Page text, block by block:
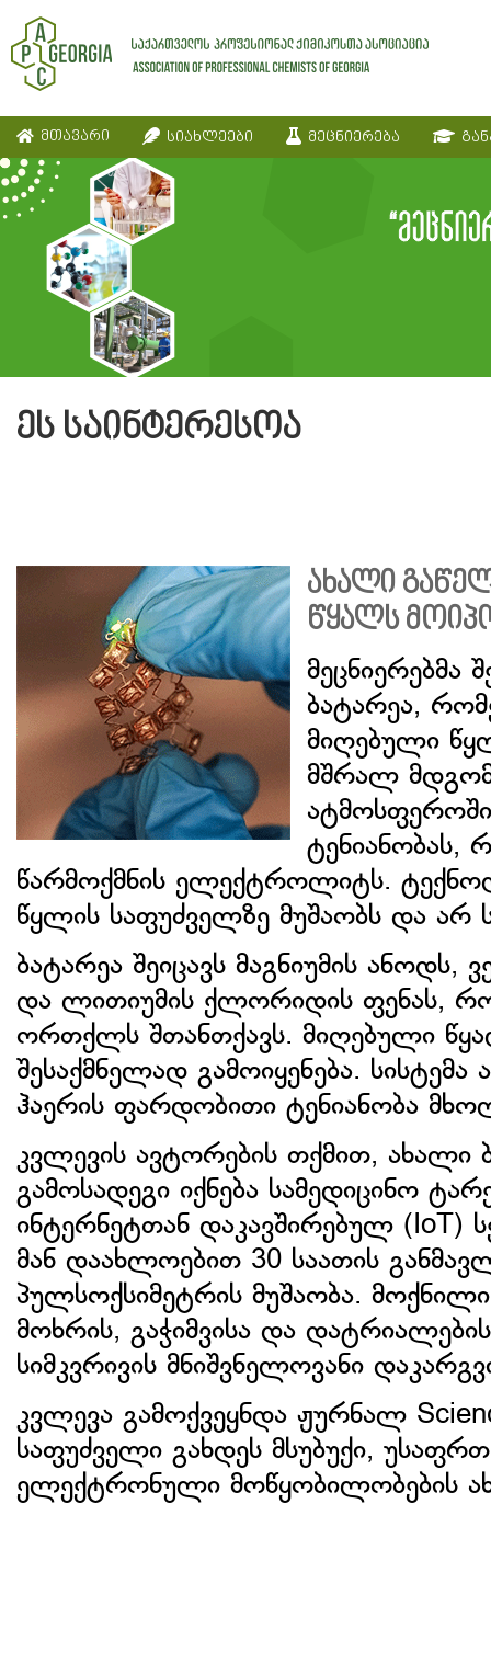
მთავარი სიახლეები მეცნიერება
ეს საინტერესოა
ახალი
წყალს
მეცნიერებმა
ბატარეა,
მიღებული
მშრალ
ტენიანობას,
წარმოქმნის ელექტროლიტს.
წყლის საფუძველზე მუშაობს და არ
ბატარეა შეიცავს მაგნიუმის
და ლითიუმის ქლორიდის ფენას,
ორთქლს შთანთქავს. მიღებული
შესაქმნელად გამოიყენება.
ჰაერის ფარდობითი ტენიანობა
კვლევის ავტორების თქმით, ახალი
გამოსადეგი იქნება სამედიცინო
ინტერნეტთან დაკავშირებულ (IoT)
მან დაახლოებით 30 საათის
პულსოქსიმეტრის მუშაობა.
მოხრის, გაჭიმვისა და
სიმკვრივის მნიშვნელოვანი
კვლევა გამოქვეყნდა ჟურნალ
საფუძველი გახდეს მსუბუქი,
ელექტრონული მოწყობილობების